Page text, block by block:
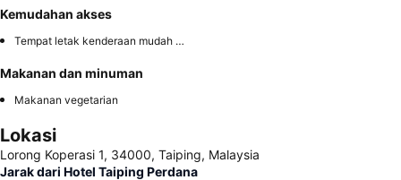
Kemudahan akses
Tempat letak kenderaan mudah diakses
Makanan dan minuman
Makanan vegetarian
Lokasi
Lorong Koperasi 1, 34000, Taiping, Malaysia
Jarak dari Hotel Taiping Perdana